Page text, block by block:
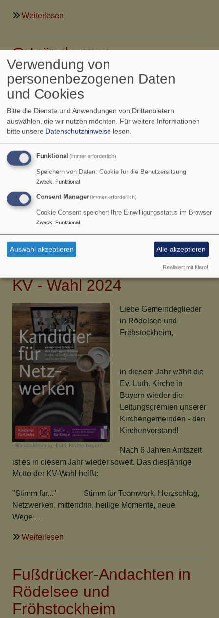
Weiterlesen
Ortsänderung
Himmelfahrtsgottesdienst
Achtung - Achtung - Achtung - Achtung - Achtung -
Achtung - Achtung
Aufgrund der unbeständigen Wetterlage findet der
regionale Himmelfahrtsgottesdienst
29.5.25 um 10 Uhr in der ev. Kirche
Danach gibts wie gewohnt Bratwurst und Getränke.
Weiterlesenüber
Ortsänderung
KV - Wahl 2024
Bildrechte Evang.-Luth. Kirche Bayern
Liebe Gemeindeglieder
in Rödelsee und
Fröhstockheim,
in diesem Jahr wählt die
Ev.-Luth. Kirche in
Bayern wieder die
Leitungsgremien unserer
Kirchengemeinden - den
Kirchenvorstand!
Nach 6 Jahren Amtszeit
ist es in diesem Jahr wieder soweit. Das diesjährige
Motto der KV-Wahl heißt:
"Stimm für..." Stimm für Teamwork, Herzschlag,
Netzwerken, mittendrin, heilige Momente, neue
Wege.....
Weiterlesen
Wahl
Fußdrücker-Andachten in
Rödelsee und
Fröhstockheim
Verwendung von
personenbezogenen Daten
und Cookies
Bitte die Dienste und Anwendungen von Drittanbietern
auswählen, die wir nutzen möchten. Für weitere Informationen
bitte unsere Datenschutzhinweise lesen.
Funktional (immer erforderlich)
Speichern von Daten: Cookie für die Benutzersitzung
Zweck: Funktional
Consent Manager(immer erforderlich)
Cookie Consent speichert Ihre Einwilligungsstatus im Browser
Zweck: Funktional
Auswahl akzeptieren Alle akzeptieren
Realisiert mit Klaro!